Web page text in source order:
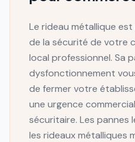
Le rideau métallique
de la sécurité de votre
local professionnel. Sa
dysfonctionnement
de fermer votre
une urgence
sécuritaire. Les pannes
les rideaux métalliques